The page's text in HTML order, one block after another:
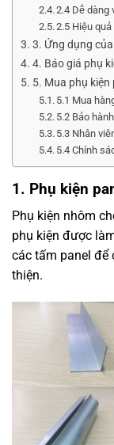
2.4 Dễ dàng
2.5 Hiệu
3. Ứng dụng
4. Báo giá phụ
5. Mua phụ
5.1 Mua
5.2 Bảo
5.3 Nhân
5.4 Chính
1. Phụ kiện
Phụ kiện nhôm
phụ kiện được
các tấm panel để
thiện.